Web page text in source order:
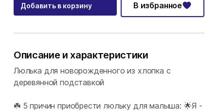
Добавить в корзину В избранное
Описание и характеристики
Люлька для новорожденного из хлопка с
деревянной подставкой
☘️ 5 причин приобрести люльку для малыша: 🌟Я -